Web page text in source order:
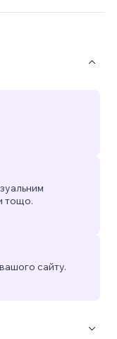
тощо.
сайту.